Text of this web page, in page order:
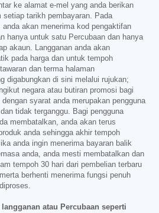
ke alamat e-mel yang anda berikan
tarikh pembayaran. Pada
anda akan menerima kod pengaktifan
hanya untuk satu Percubaan dan hanya
akaun. Langganan anda akan
pada harga dan untuk tempoh
dan terma halaman
digabungkan di sini melalui rujukan;
negara atau butiran promosi bagi
syarat anda merupakan pengguna
tidak terganggu. Bagi pengguna
membatalkan, anda akan terus
anda sehingga akhir tempoh
anda ingin menerima bayaran balik
anda, anda mesti membatalkan dan
tempoh 30 hari dari pembelian terbaru
berhenti menerima fungsi penuh
atau Percubaan seperti